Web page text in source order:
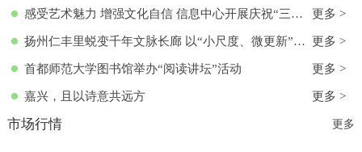
感受艺术魅力 增强文化自信 信息中心开展庆祝“三八”国际妇女节活动 更多 >
扬州仁丰里蜕变千年文脉长廊 以“小尺度、微更新”实现古今交融 更多 >
首都师范大学图书馆举办“阅读讲坛”活动 更多 >
嘉兴，且以诗意共远方 更多 >
市场行情 更多